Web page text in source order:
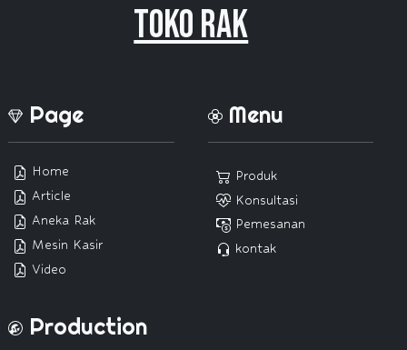
Toko Rak
Page
Home
Article
Aneka Rak
Mesin Kasir
Video
Menu
Produk
Konsultasi
Pemesanan
kontak
Production